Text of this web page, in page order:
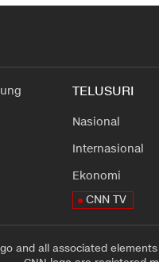
TELUSURI
Nasional
Internasional
Ekonomi
CNN TV
and all associated